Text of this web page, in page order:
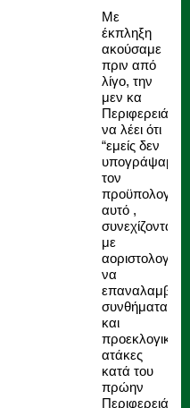
Με
έκπληξη
ακούσαμε
πριν από
λίγο, την
μεν κα
να λέει ότι
“εμείς δεν
υπογράψαμε“
τον
αυτό ,
συνεχίζοντας
με
αοριστολογίες
να
συνθήματα
και
προεκλογικές
ατάκες
κατά του
πρώην